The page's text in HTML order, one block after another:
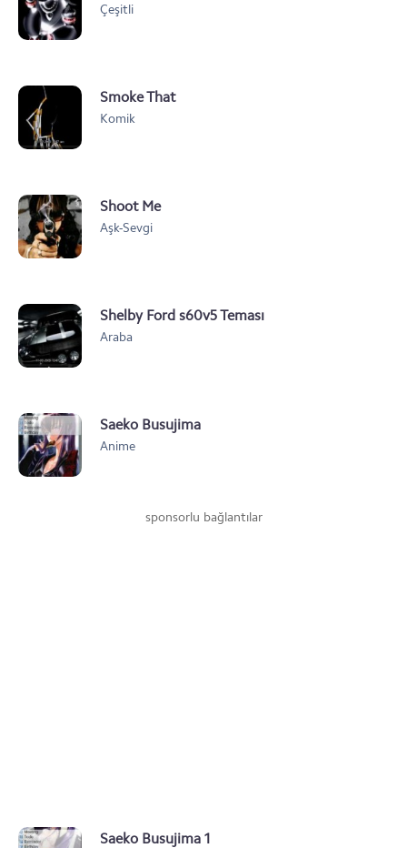
Çeşitli
Smoke That
Komik
Shoot Me
Aşk-Sevgi
Shelby Ford s60v5 Teması
Araba
Saeko Busujima
Anime
sponsorlu bağlantılar
Saeko Busujima 1